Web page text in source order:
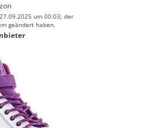
um 00:03; der
geändert haben.